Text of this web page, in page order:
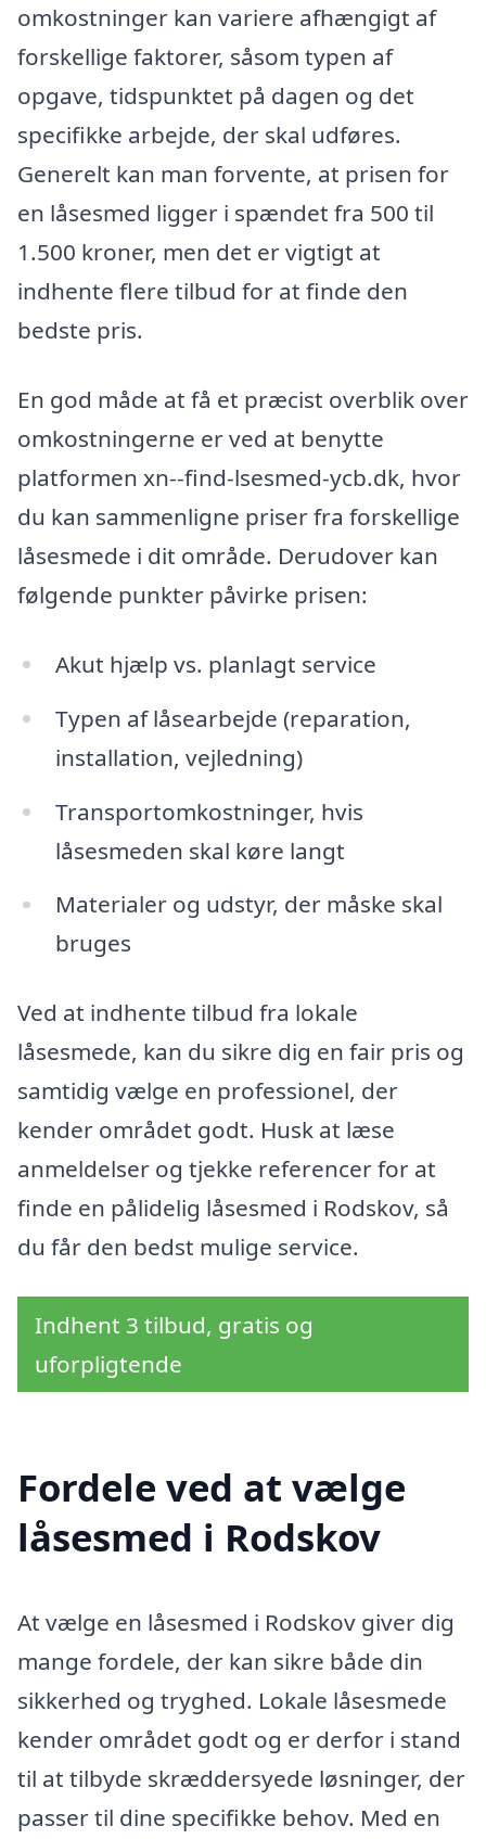
omkostninger kan variere afhængigt af
forskellige faktorer, såsom typen af
opgave, tidspunktet på dagen og det
specifikke arbejde, der skal udføres.
Generelt kan man forvente, at prisen for
en låsesmed ligger i spændet fra 500 til
1.500 kroner, men det er vigtigt at
indhente flere tilbud for at finde den
bedste pris.
En god måde at få et præcist overblik over
omkostningerne er ved at benytte
platformen xn--find-lsesmed-ycb.dk, hvor
du kan sammenligne priser fra forskellige
låsesmede i dit område. Derudover kan
følgende punkter påvirke prisen:
Akut hjælp vs. planlagt service
Typen af låsearbejde (reparation,
installation, vejledning)
Transportomkostninger, hvis
låsesmeden skal køre langt
Materialer og udstyr, der måske skal
bruges
Ved at indhente tilbud fra lokale
låsesmede, kan du sikre dig en fair pris og
samtidig vælge en professionel, der
kender området godt. Husk at læse
anmeldelser og tjekke referencer for at
finde en pålidelig låsesmed i Rodskov, så
du får den bedst mulige service.
Indhent 3 tilbud, gratis og
uforpligtende
Fordele ved at vælge
låsesmed i Rodskov
At vælge en låsesmed i Rodskov giver dig
mange fordele, der kan sikre både din
sikkerhed og tryghed. Lokale låsesmede
kender området godt og er derfor i stand
til at tilbyde skræddersyede løsninger, der
passer til dine specifikke behov. Med en